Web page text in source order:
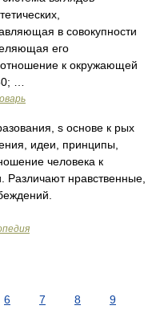
в совокупности
его
к окружающей
…
s основе к рых
идеи, принципы,
человека к
Различают нравственные,
6 7 8
9